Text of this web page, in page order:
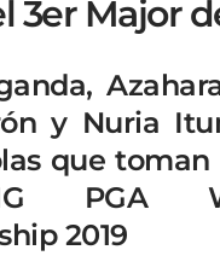
3er Major
y Nuria
que
PGA
2019